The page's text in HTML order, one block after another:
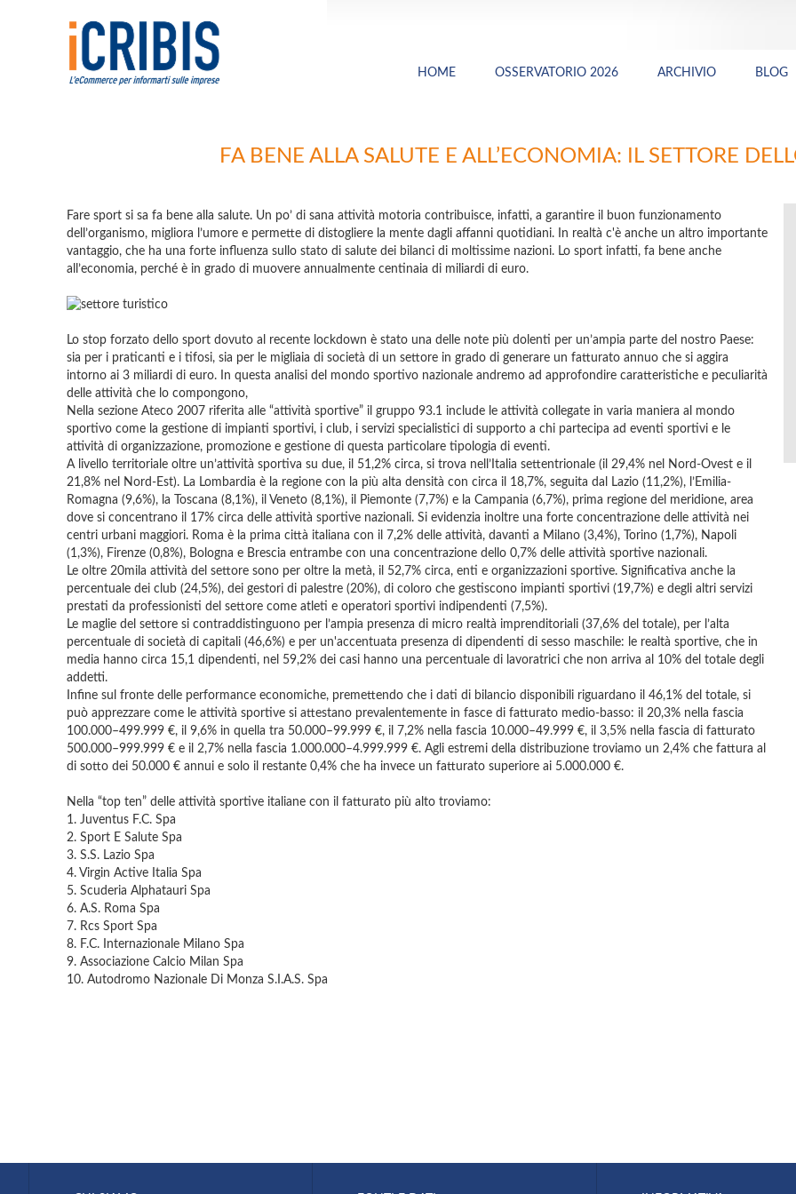
HOME OSSERVATORIO 2026 ARCHIVIO BLOG
FA BENE ALLA SALUTE E ALL’ECONOMIA: IL SETTORE
Fare sport si sa fa bene alla salute. Un po’ di sana attività motoria contribuisce, infatti, a garantire il buon funzionamento
dell’organismo, migliora l’umore e permette di distogliere la mente dagli affanni quotidiani. In realtà c'è anche un altro importante
vantaggio, che ha una forte influenza sullo stato di salute dei bilanci di moltissime nazioni. Lo sport infatti, fa bene anche
all’economia, perché è in grado di muovere annualmente centinaia di miliardi di euro.
Lo stop forzato dello sport dovuto al recente lockdown è stato una delle note più dolenti per un’ampia parte del nostro Paese:
sia per i praticanti e i tifosi, sia per le migliaia di società di un settore in grado di generare un fatturato annuo che si aggira
intorno ai 3 miliardi di euro. In questa analisi del mondo sportivo nazionale andremo ad approfondire caratteristiche e peculiarità
delle attività che lo compongono,
Nella sezione Ateco 2007 riferita alle “attività sportive” il gruppo 93.1 include le attività collegate in varia maniera al mondo
sportivo come la gestione di impianti sportivi, i club, i servizi specialistici di supporto a chi partecipa ad eventi sportivi e le
attività di organizzazione, promozione e gestione di questa particolare tipologia di eventi.
A livello territoriale oltre un’attività sportiva su due, il 51,2% circa, si trova nell’Italia settentrionale (il 29,4% nel Nord-Ovest e il
21,8% nel Nord-Est). La Lombardia è la regione con la più alta densità con circa il 18,7%, seguita dal Lazio (11,2%), l’Emilia-
Romagna (9,6%), la Toscana (8,1%), il Veneto (8,1%), il Piemonte (7,7%) e la Campania (6,7%), prima regione del meridione, area
dove si concentrano il 17% circa delle attività sportive nazionali. Si evidenzia inoltre una forte concentrazione delle attività nei
centri urbani maggiori. Roma è la prima città italiana con il 7,2% delle attività, davanti a Milano (3,4%), Torino (1,7%), Napoli
(1,3%), Firenze (0,8%), Bologna e Brescia entrambe con una concentrazione dello 0,7% delle attività sportive nazionali.
Le oltre 20mila attività del settore sono per oltre la metà, il 52,7% circa, enti e organizzazioni sportive. Significativa anche la
percentuale dei club (24,5%), dei gestori di palestre (20%), di coloro che gestiscono impianti sportivi (19,7%) e degli altri servizi
prestati da professionisti del settore come atleti e operatori sportivi indipendenti (7,5%).
Le maglie del settore si contraddistinguono per l’ampia presenza di micro realtà imprenditoriali (37,6% del totale), per l’alta
percentuale di società di capitali (46,6%) e per un'accentuata presenza di dipendenti di sesso maschile: le realtà sportive, che in
media hanno circa 15,1 dipendenti, nel 59,2% dei casi hanno una percentuale di lavoratrici che non arriva al 10% del totale degli
addetti.
Infine sul fronte delle performance economiche, premettendo che i dati di bilancio disponibili riguardano il 46,1% del totale, si
può apprezzare come le attività sportive si attestano prevalentemente in fasce di fatturato medio-basso: il 20,3% nella fascia
100.000–499.999 €, il 9,6% in quella tra 50.000–99.999 €, il 7,2% nella fascia 10.000–49.999 €, il 3,5% nella fascia di fatturato
500.000–999.999 € e il 2,7% nella fascia 1.000.000–4.999.999 €. Agli estremi della distribuzione troviamo un 2,4% che fattura al
di sotto dei 50.000 € annui e solo il restante 0,4% che ha invece un fatturato superiore ai 5.000.000 €.
Nella “top ten” delle attività sportive italiane con il fatturato più alto troviamo:
1. Juventus F.C. Spa
2. Sport E Salute Spa
3. S.S. Lazio Spa
4. Virgin Active Italia Spa
5. Scuderia Alphatauri Spa
6. A.S. Roma Spa
7. Rcs Sport Spa
8. F.C. Internazionale Milano Spa
9. Associazione Calcio Milan Spa
10. Autodromo Nazionale Di Monza S.I.A.S. Spa